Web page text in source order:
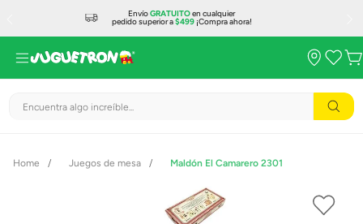
EnvíoGRATUITOen cualquier
pedido superior a$499¡Compra ahora!
Encuentra algo increíble...
Juegos de mesa Maldón El Camarero 2301